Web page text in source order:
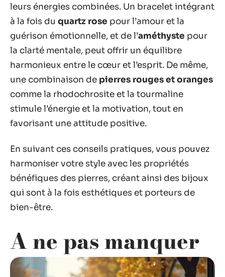
leurs énergies combinées. Un bracelet intégrant
à la fois du quartz rose pour l’amour et la
guérison émotionnelle, et de l’améthyste pour
la clarté mentale, peut offrir un équilibre
harmonieux entre le cœur et l’esprit. De même,
une combinaison de pierres rouges et oranges
comme la rhodochrosite et la tourmaline
stimule l’énergie et la motivation, tout en
favorisant une attitude positive.
En suivant ces conseils pratiques, vous pouvez
harmoniser votre style avec les propriétés
bénéfiques des pierres, créant ainsi des bijoux
qui sont à la fois esthétiques et porteurs de
bien-être.
A ne pas manquer